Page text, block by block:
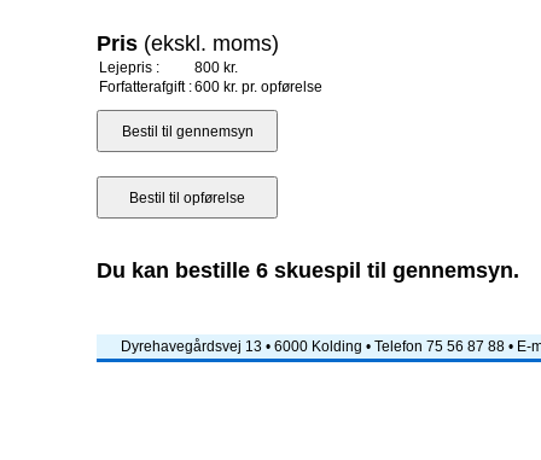
Pris (ekskl. moms)
Lejepris :
800 kr.
Forfatterafgift :600 kr. pr. opførelse
Du kan bestille 6 skuespil til gennemsyn.
Dyrehavegårdsvej 13 • 6000 Kolding • Telefon 75 56 87 88 • E-